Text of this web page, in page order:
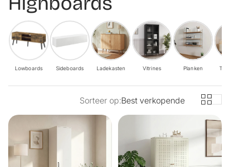
Lowboards Sideboards Ladekasten Vitrines Planken TV-
Sorteer op:Best verkopende